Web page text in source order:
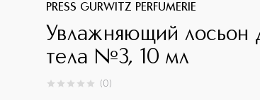
PRESS GURWITZ PERFUMERIE
Увлажняющий лосьон
тела №3, 10 мл
0из 0 (0)